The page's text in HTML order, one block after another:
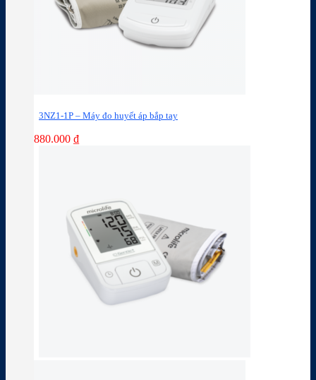
3NZ1-1P – Máy đo huyết áp bắp tay
880.000 ₫